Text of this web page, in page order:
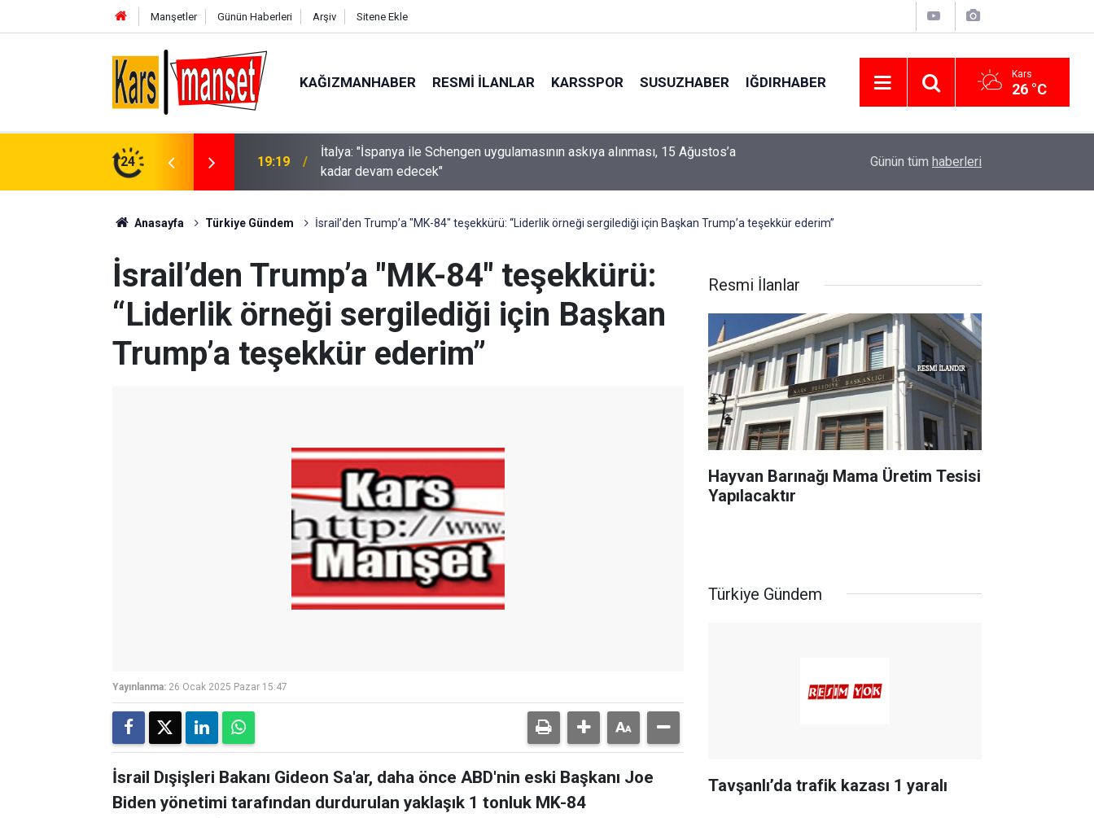
Manşetler Günün Haberleri Arşiv Sitene Ekle
KAĞIZMANHABER RESMI İLANLAR KARSSPOR SUSUZHABER IĞDIRHABER Kars
26 °C
24 19:19
İtalya: "İspanya ile Schengen uygulamasının askıya alınması, 15 Ağustos’a
kadar devam edecek"
Güçlendirilmesi ile ilgili teklif milletimizin
Günün tüm haberleri
Anasayfa Türkiye Gündem İsrail’den Trump’a "MK-84" teşekkürü: “Liderlik örneği sergilediği için Başkan Trump’a teşekkür ederim”
İsrail’den Trump’a "MK-84" teşekkürü:
“Liderlik örneği sergilediği için Başkan
Trump’a teşekkür ederim”
Yayınlanma: 26 Ocak 2025 Pazar 15:47
İsrail Dışişleri Bakanı Gideon Sa'ar, daha önce ABD'nin eski Başkanı Joe
Biden yönetimi tarafından durdurulan yaklaşık 1 tonluk MK-84
Resmi İlanlar
Hayvan Barınağı Mama Üretim Tesisi
Yapılacaktır
Türkiye Gündem
Tavşanlı’da trafik kazası 1 yaralı